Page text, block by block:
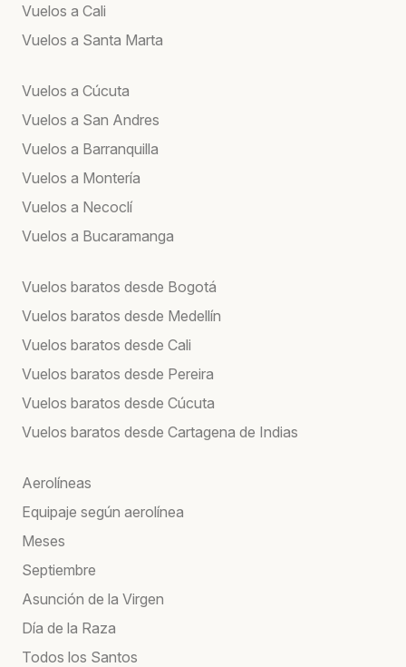
Vuelos a Cali
Vuelos a Santa Marta
Vuelos a Cúcuta
Vuelos a San Andres
Vuelos a Barranquilla
Vuelos a Montería
Vuelos a Necoclí
Vuelos a Bucaramanga
Vuelos baratos desde Bogotá
Vuelos baratos desde Medellín
Vuelos baratos desde Cali
Vuelos baratos desde Pereira
Vuelos baratos desde Cúcuta
Vuelos baratos desde Cartagena de Indias
Aerolíneas
Equipaje según aerolínea
Meses
Septiembre
Asunción de la Virgen
Día de la Raza
Todos los Santos